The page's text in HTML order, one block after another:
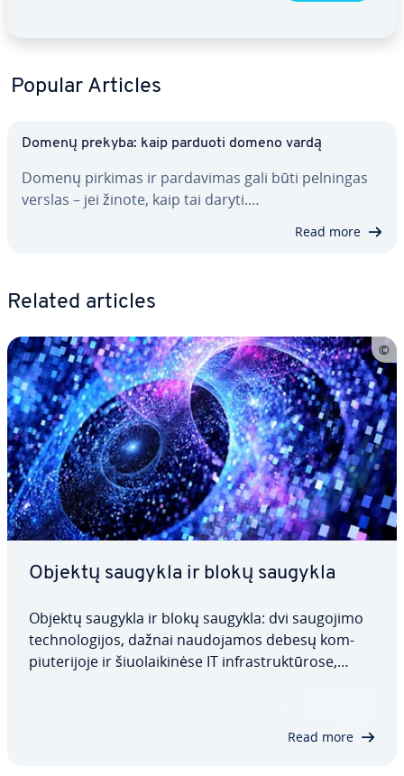
Popular Articles
Domenų prekyba: kaip parduoti domeno vardą
Domenų pirkimas ir par­da­vi­mas gali būti pelningas
verslas – jei žinote, kaip tai daryti.…
Read more
Related articles
Objektų saugykla ir blokų saugykla
Objektų saugykla ir blokų saugykla: dvi saugojimo
tech­no­lo­gi­jos, dažnai nau­do­ja­mos debesų kom­
piu­te­ri­jo­je ir šiuo­lai­ki­nė­se IT inf­rastruk­tū­ro­se,
Read more